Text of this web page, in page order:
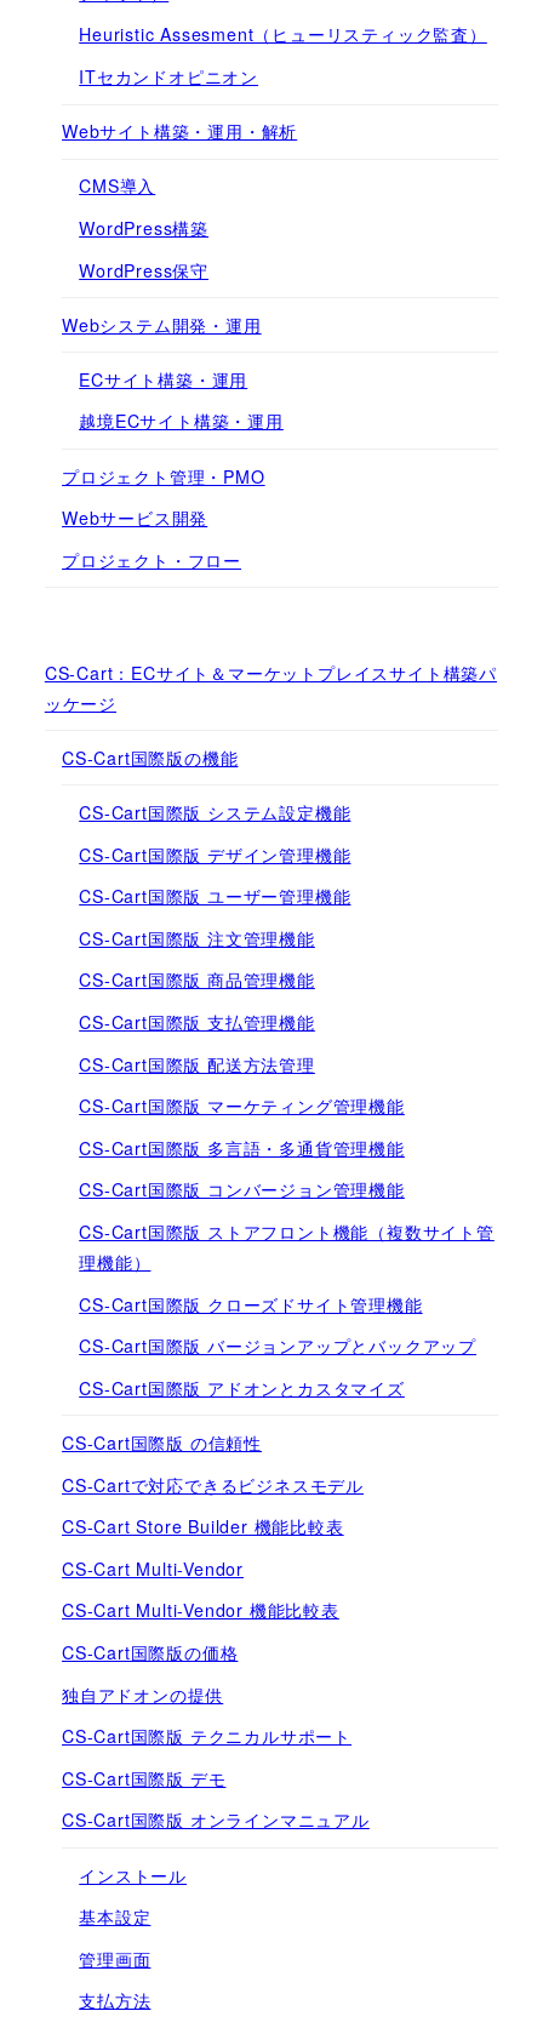
Heuristic Assesment（ヒューリスティック監査）
ITセカンドオピニオン
Webサイト構築・運用・解析
CMS導入
WordPress構築
WordPress保守
Webシステム開発・運用
ECサイト構築・運用
越境ECサイト構築・運用
プロジェクト管理・PMO
Webサービス開発
プロジェクト・フロー
CS-Cart：ECサイト＆マーケットプレイスサイト構築パ
ッケージ
CS-Cart国際版の機能
CS-Cart国際版 システム設定機能
CS-Cart国際版 デザイン管理機能
CS-Cart国際版 ユーザー管理機能
CS-Cart国際版 注文管理機能
CS-Cart国際版 商品管理機能
CS-Cart国際版 支払管理機能
CS-Cart国際版 配送方法管理
CS-Cart国際版 マーケティング管理機能
CS-Cart国際版 多言語・多通貨管理機能
CS-Cart国際版 コンバージョン管理機能
CS-Cart国際版 ストアフロント機能（複数サイト管
理機能）
CS-Cart国際版 クローズドサイト管理機能
CS-Cart国際版 バージョンアップとバックアップ
CS-Cart国際版 アドオンとカスタマイズ
CS-Cart国際版 の信頼性
CS-Cartで対応できるビジネスモデル
CS-Cart Store Builder 機能比較表
CS-Cart Multi-Vendor
CS-Cart Multi-Vendor 機能比較表
CS-Cart国際版の価格
独自アドオンの提供
CS-Cart国際版 テクニカルサポート
CS-Cart国際版 デモ
CS-Cart国際版 オンラインマニュアル
インストール
基本設定
管理画面
支払方法